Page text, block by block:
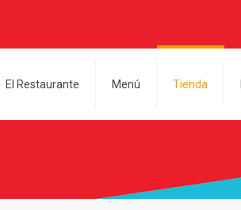
El Restaurante Menú Tienda